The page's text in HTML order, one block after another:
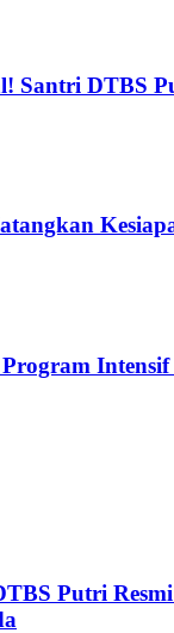
Santri DTBS
Intensif
Putri